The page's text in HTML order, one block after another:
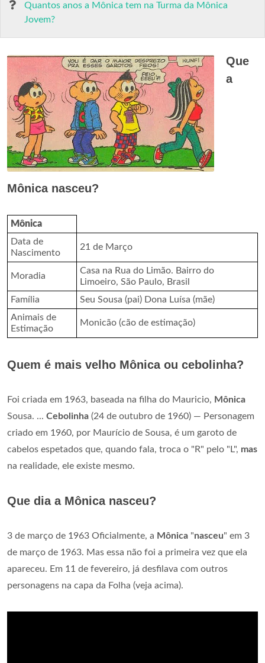
Quantos anos a Mônica tem na Turma da Mônica
Jovem?
Que
a
Mônica nasceu?
Mônica
Data de
Nascimento
21 de Março
Moradia
Casa na Rua do Limão. Bairro do
Limoeiro, São Paulo, Brasil
Família
Seu Sousa (pai) Dona Luísa (mãe)
Animais de
Estimação
Monicão (cão de estimação)
Quem é mais velho Mônica ou cebolinha?
Foi criada em 1963, baseada na filha do Mauricio, Mônica
Sousa. ... Cebolinha (24 de outubro de 1960) — Personagem
criado em 1960, por Maurício de Sousa, é um garoto de
cabelos espetados que, quando fala, troca o "R" pelo "L", mas
na realidade, ele existe mesmo.
Que dia a Mônica nasceu?
3 de março de 1963 Oficialmente, a Mônica "nasceu" em 3
de março de 1963. Mas essa não foi a primeira vez que ela
apareceu. Em 11 de fevereiro, já desfilava com outros
personagens na capa da Folha (veja acima).